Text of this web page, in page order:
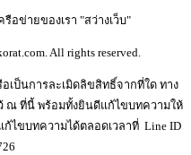
อข่ายของเรา "สว่างเว็บ"
All rights reserved.
เป็นการละเมิดลิขสิทธิ์จากที่ใด ทาง
ณ ที่นี้ พร้อมทั้งยินดีแก้ไขบทความให้
ไขบทความได้ตลอดเวลาที่ Line ID